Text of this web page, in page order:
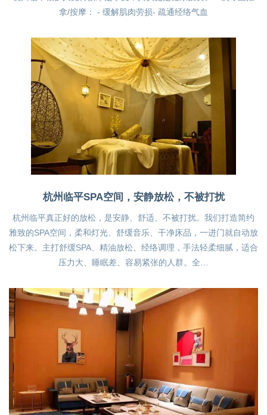
拿/按摩： - 缓解肌肉劳损- 疏通经络气血
杭州临平SPA空间，安静放松，不被打扰
杭州临平真正好的放松，是安静、舒适、不被打扰。我们打造简约
雅致的SPA空间，柔和灯光、舒缓音乐、干净床品，一进门就自动放
松下来。主打舒缓SPA、精油放松、经络调理，手法轻柔细腻，适合
压力大、睡眠差、容易紧张的人群。全…